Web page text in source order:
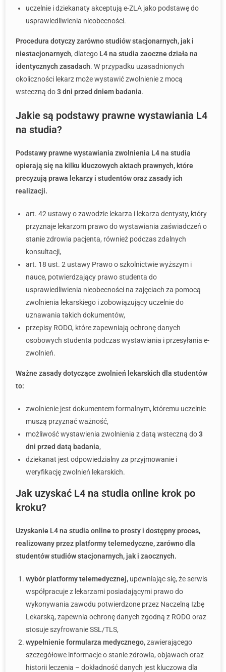
uczelnie i dziekanaty akceptują e-ZLA jako podstawę do
usprawiedliwienia nieobecności.
Procedura dotyczy zarówno studiów stacjonarnych, jak i
niestacjonarnych, dlatego L4 na studia zaoczne działa na
identycznych zasadach. W przypadku uzasadnionych
okoliczności lekarz może wystawić zwolnienie z mocą
wsteczną do3 dni przed dniem badania.
Jakie są podstawy prawne wystawiania L4
na studia?
Podstawy prawne wystawiania zwolnienia L4 na studia
opierają się na kilku kluczowych aktach prawnych, które
precyzują prawa lekarzy i studentów oraz zasady ich
realizacji.
art. 42 ustawy o zawodzie lekarza i lekarza dentysty, który
przyznaje lekarzom prawo do wystawiania zaświadczeń o
stanie zdrowia pacjenta, również podczas zdalnych
konsultacji,
art. 18 ust. 2 ustawy Prawo o szkolnictwie wyższym i
nauce, potwierdzający prawo studenta do
usprawiedliwienia nieobecności na zajęciach za pomocą
zwolnienia lekarskiego i zobowiązujący uczelnie do
uznawania takich dokumentów,
przepisy RODO, które zapewniają ochronę danych
osobowych studenta podczas wystawiania i przesyłania e-
zwolnień.
Ważne zasady dotyczące zwolnień lekarskich dla studentów
to:
zwolnienie jest dokumentem formalnym, któremu uczelnie
muszą przyznać ważność,
możliwość wystawienia zwolnienia z datą wsteczną do3
dni przed datą badania,
dziekanat jest odpowiedzialny za przyjmowanie i
weryfikację zwolnień lekarskich.
Jak uzyskać L4 na studia online krok po
kroku?
Uzyskanie L4 na studia online to prosty i dostępny proces,
realizowany przez platformy telemedyczne, zarówno dla
studentów studiów stacjonarnych, jak i zaocznych.
wybór platformy telemedycznej, upewniając się, że serwis
współpracuje z lekarzami posiadającymi prawo do
wykonywania zawodu potwierdzone przez Naczelną Izbę
Lekarską, zapewnia ochronę danych zgodną z RODO oraz
stosuje szyfrowanie SSL/TLS,
wypełnienie formularza medycznego,zawierającego
szczegółowe informacje o stanie zdrowia, objawach oraz
historii leczenia – dokładność danych jest kluczowa dla